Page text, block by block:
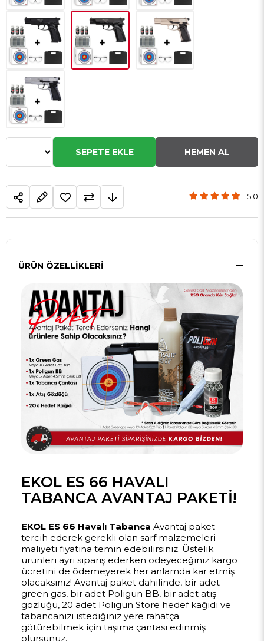
5.0
ÜRÜN ÖZELLIKLERI
EKOL ES 66 HAVALI
TABANCA AVANTAJ PAKETI!
EKOL ES 66 Havalı Tabanca Avantaj paket
tercih ederek gerekli olan sarf malzemeleri
maliyeti fiyatına temin edebilirsiniz. Üstelik
ürünleri ayrı sipariş ederken ödeyeceğiniz kargo
ücretini de ödemeyerek her anlamda kar etmiş
olacaksınız! Avantaj paket dahilinde, bir adet
green gas, bir adet Poligun BB, bir adet atış
gözlüğü, 20 adet Poligun Store hedef kağıdı ve
tabancanızı istediğiniz yere rahatça
götürebilmek için taşıma çantası edinmiş
olursunuz.